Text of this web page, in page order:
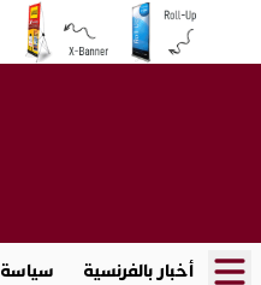
أخبار بالفرنسية سياسة